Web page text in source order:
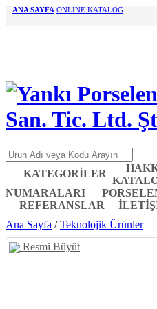
ANA SAYFA ONLİNE KATALOG
KATEGORİLER
NUMARALARI
REFERANSLAR
Ana Sayfa /Teknolojik Ürünler
Resmi Büyüt